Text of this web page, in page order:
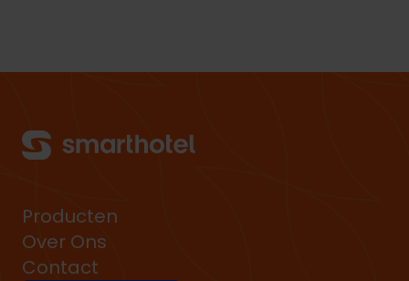
Producten
Over Ons
Contact